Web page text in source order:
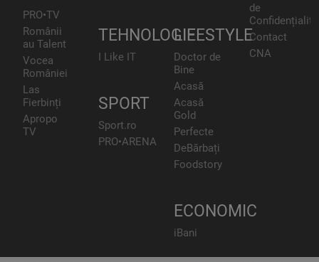
PRO•TV
Românii
au Talent
Vocea
României
Las
Fierbinți
Apropo
TV
TEHNOLOGIE
I Like IT
SPORT
Sport.ro
PRO•ARENA
LIFESTYLE
Doctor de
Bine
Acasă
Acasă
Gold
Perfecte
DeBărbați
Foodstory
ECONOMIC
iBani
de
Contact
CNA